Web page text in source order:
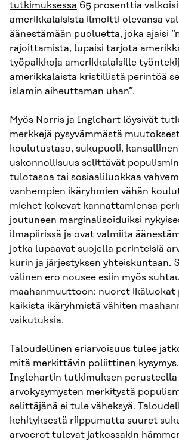
tutkimuksessa 65 prosenttia
amerikkalaisista ilmoitti olevansa
äänestämään puoluetta, joka ajaisi
rajoittamista, lupaisi tarjota
työpaikkoja amerikkalaisille
amerikkalaista kristillistä perintöä
islamin aiheuttaman uhan”.
Myös Norris ja Inglehart löysivät
merkkejä pysyvämmästä
koulutustaso, sukupuoli,
uskonnollisuus selittävät
tulotasoa tai sosiaaliluokkaa
vanhempien ikäryhmien vähän
miehet kokevat kannattamiensa
joutuneen marginalisoiduiksi
ilmapiirissä ja ovat valmiita
jotka lupaavat suojella perinteisiä
kurin ja järjestyksen yhteiskuntaan.
välinen ero nousee esiin myös
maahanmuuttoon: nuoret ikäluokat
kaikista ikäryhmistä vähiten
vaikutuksia.
Taloudellinen eriarvoisuus tulee
mitä merkittävin poliittinen
Inglehartin tutkimuksen
arvokysymysten merkitystä
selittäjänä ei tule väheksyä.
kehityksestä riippumatta suuret
arvoerot tulevat jatkossakin